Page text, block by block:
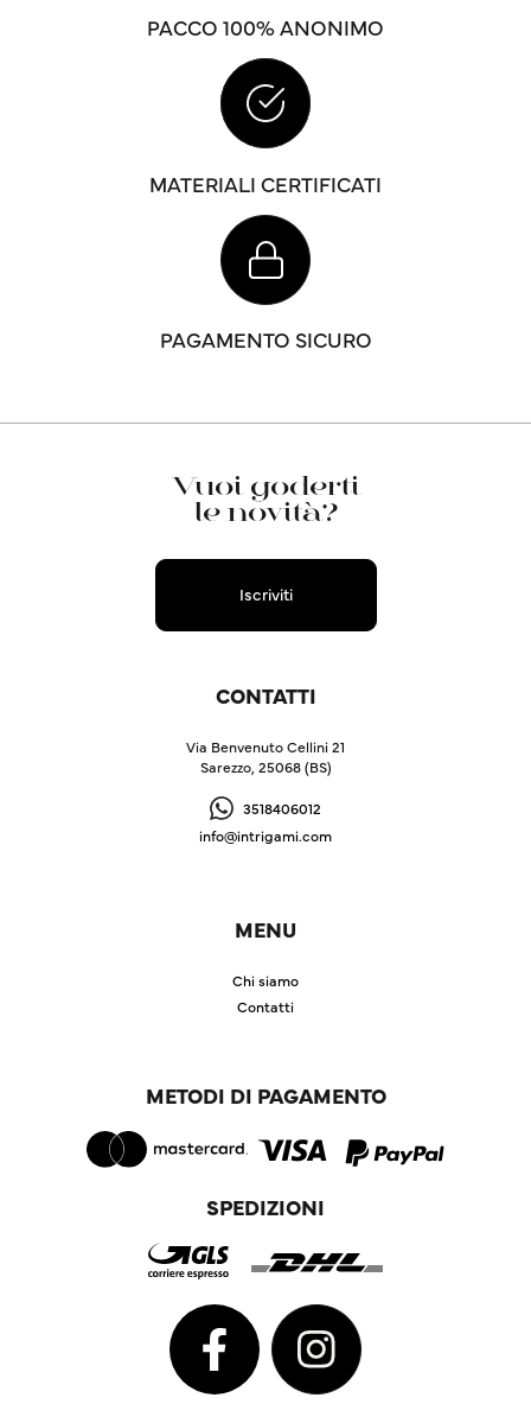
PACCO 100% ANONIMO
MATERIALI CERTIFICATI
PAGAMENTO SICURO
Vuoi goderti
le novità?
Iscriviti
CONTATTI
Via Benvenuto Cellini 21
Sarezzo, 25068 (BS)
3518406012
info@intrigami.com
MENU
Chi siamo
Contatti
METODI DI PAGAMENTO
SPEDIZIONI